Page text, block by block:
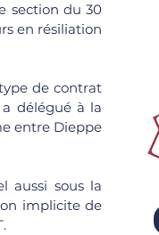
section du 30
en résiliation
de contrat
délégué à la
entre Dieppe
implicite de